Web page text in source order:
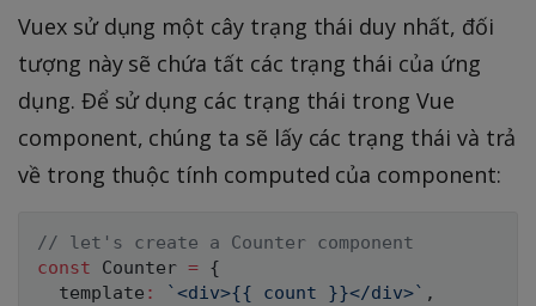
Vuex sử dụng một cây trạng thái duy nhất, đối
tượng này sẽ chứa tất các trạng thái của ứng
dụng. Để sử dụng các trạng thái trong Vue
component, chúng ta sẽ lấy các trạng thái và trả
về trong thuộc tính computed của component:
// let's create a Counter component
const Counter = {
  template
: `<div>{{ count }}</div>` ,